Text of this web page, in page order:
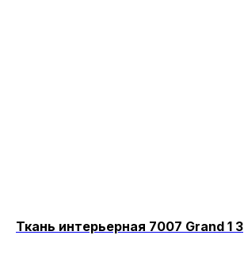
Ткань интерьерная 7007 Grand 1 3